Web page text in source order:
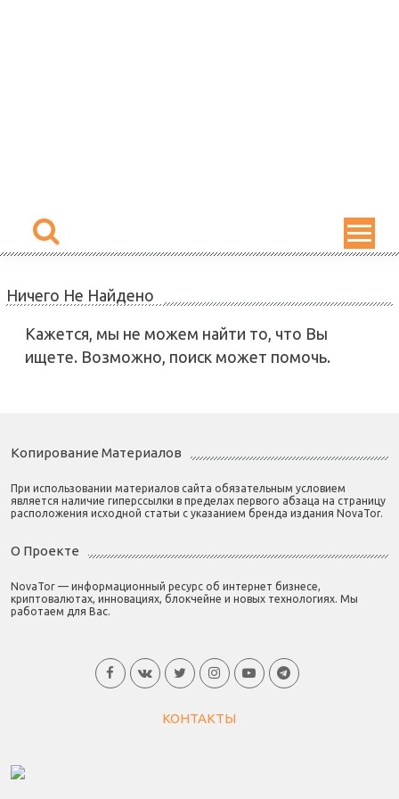
Ничего Не Найдено
Кажется, мы не можем найти то, что Вы
ищете. Возможно, поиск может помочь.
Копирование Материалов
При использовании материалов сайта обязательным условием
является наличие гиперссылки в пределах первого абзаца на страницу
расположения исходной статьи с указанием бренда издания NovaTor.
О Проекте
NovaTor — информационный ресурс об интернет бизнесе,
криптовалютах, инновациях, блокчейне и новых технологиях. Мы
работаем для Вас.
КОНТАКТЫ